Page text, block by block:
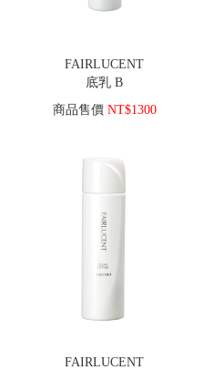
FAIRLUCENT
底乳 B
商品售價NT$1300
FAIRLUCENT